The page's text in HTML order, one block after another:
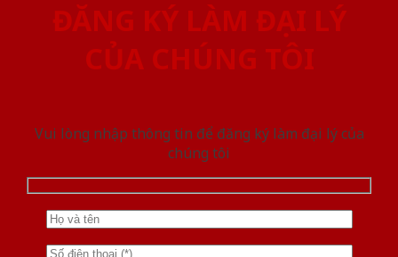
ĐĂNG KÝ LÀM ĐẠI LÝ
CỦA CHÚNG TÔI
Vui lòng nhập thông tin để đăng ký làm đại lý của
chúng tôi